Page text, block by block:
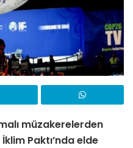
müzakerelerden
Paktı’nda elde